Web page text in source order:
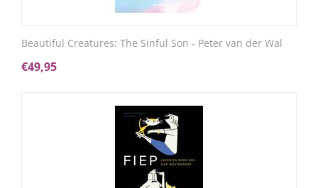
Beautiful Creatures: The Sinful Son - Peter van der Wal
€49,95